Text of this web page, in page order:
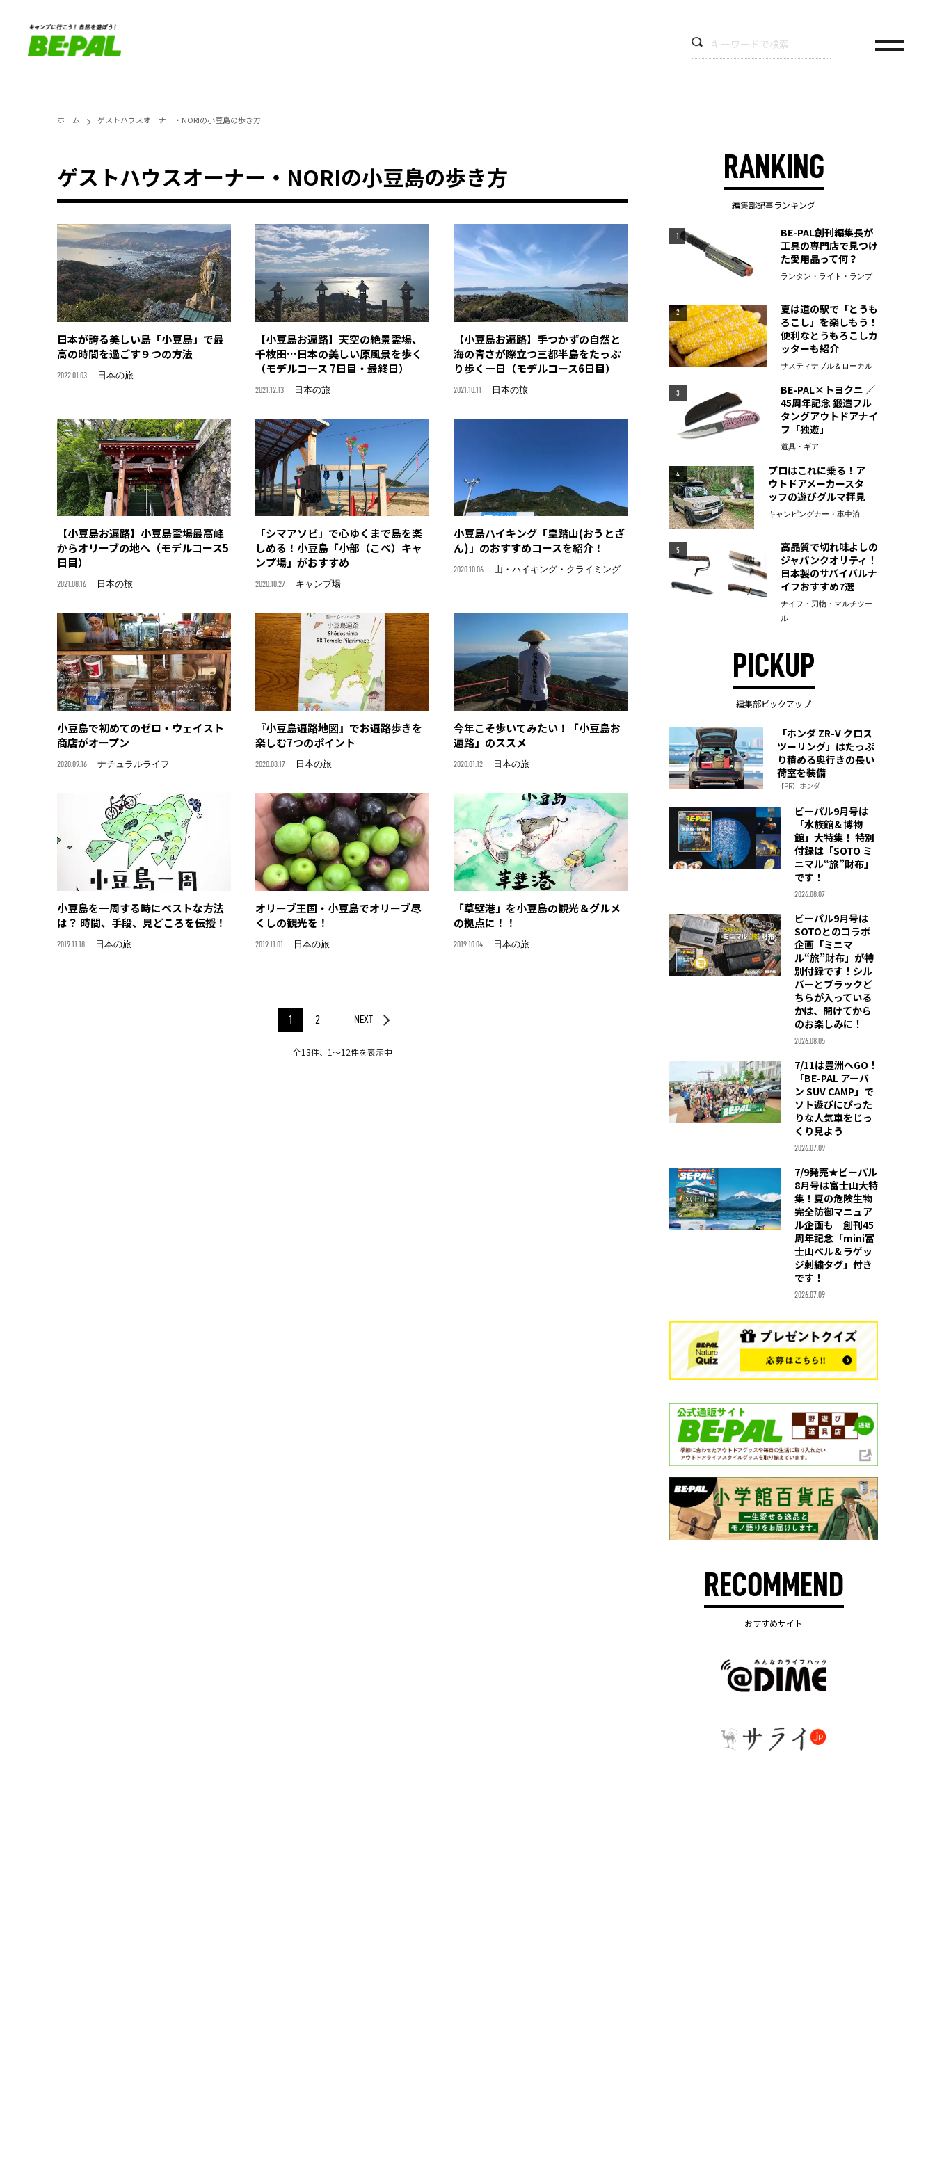
ホーム ゲストハウスオーナー・NORIの小豆島の歩き方
ゲストハウスオーナー・NORIの小豆島の歩き方
日本が誇る美しい島「小豆島」で最
高の時間を過ごす９つの方法
2022.01.03 日本の旅
【小豆島お遍路】天空の絶景霊場、
千枚田…日本の美しい原風景を歩く
（モデルコース 7日目・最終日）
2021.12.13 日本の旅
【小豆島お遍路】手つかずの自然と
海の青さが際立つ三都半島をたっぷ
り歩く一日（モデルコース6日目）
2021.10.11 日本の旅
【小豆島お遍路】小豆島霊場最高峰
からオリーブの地へ（モデルコース5
日目）
2021.08.16 日本の旅
「シマアソビ」で心ゆくまで島を楽
しめる！小豆島「小部（こべ）キャ
ンプ場」がおすすめ
2020.10.27 キャンプ場
小豆島ハイキング「皇踏山(おうとざ
ん)」のおすすめコースを紹介！
2020.10.06 山・ハイキング・クライミング
小豆島で初めてのゼロ・ウェイスト
商店がオープン
2020.09.16 ナチュラルライフ
『小豆島遍路地図』でお遍路歩きを
楽しむ7つのポイント
2020.08.17 日本の旅
今年こそ歩いてみたい！「小豆島お
遍路」のススメ
2020.01.12 日本の旅
小豆島を一周する時にベストな方法
は？ 時間、手段、見どころを伝授！
2019.11.18 日本の旅
オリーブ王国・小豆島でオリーブ尽
くしの観光を！
2019.11.01 日本の旅
「草壁港」を小豆島の観光＆グルメ
の拠点に！！
2019.10.04 日本の旅
1 2 NEXT
全13件、1〜12件を表示中
RANKING
編集部記事ランキング
1
BE-PAL創刊編集長が
工具の専門店で見つけ
た愛用品って何？
ランタン・ライト・ランプ
2
夏は道の駅で「とうも
ろこし」を楽しもう！
便利なとうもろこしカ
ッターも紹介
サスティナブル＆ローカル
3
BE-PAL×トヨクニ ／
45周年記念 鍛造フル
タングアウトドアナイ
フ「独遊」
道具・ギア
4
プロはこれに乗る！ア
ウトドアメーカースタ
ッフの遊びグルマ拝見
キャンピングカー・車中泊
5
高品質で切れ味よしの
ジャパンクオリティ！
日本製のサバイバルナ
イフおすすめ7選
ナイフ・刃物・マルチツー
ル
PICKUP
編集部ピックアップ
「ホンダ ZR-V クロス
ツーリング」はたっぷ
り積める奥行きの長い
荷室を装備
【PR】ホンダ
ビーパル9月号は
「水族館＆博物
館」大特集！ 特別
付録は「SOTO ミ
ニマル“旅”財布」
です！
2026.08.07
ビーパル9月号は
SOTOとのコラボ
企画「ミニマ
ル“旅”財布」が特
別付録です！シル
バーとブラックど
ちらが入っている
かは、開けてから
のお楽しみに！
2026.08.05
7/11は豊洲へGO！
「BE-PAL アーバ
ン SUV CAMP」で
ソト遊びにぴった
りな人気車をじっ
くり見よう
2026.07.09
7/9発売★ビーパル
8月号は富士山大特
集！夏の危険生物
完全防御マニュア
ル企画も 創刊45
周年記念「mini富
士山ベル＆ラゲッ
ジ刺繍タグ」付き
です！
2026.07.09
RECOMMEND
おすすめサイト